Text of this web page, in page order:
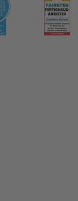
ScanHaus Marlow